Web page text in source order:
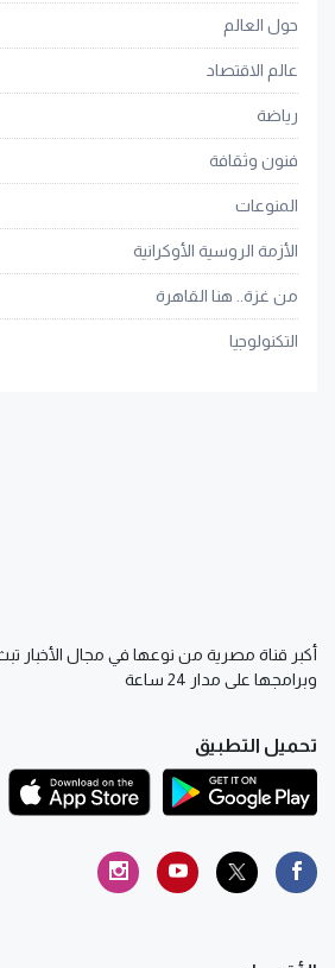
حول العالم
عالم الاقتصاد
رياضة
فنون وثقافة
المنوعات
الأزمة الروسية الأوكرانية
من غزة.. هنا القاهرة
التكنولوجيا
أكبر قناة مصرية من نوعها في مجال الأخبار تبث
وبرامجها على مدار 24 ساعة
تحميل التطبيق